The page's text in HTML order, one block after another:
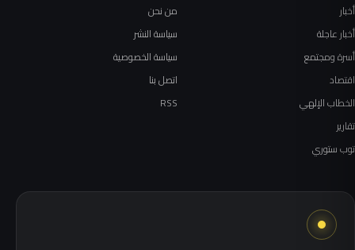
أخبار
أخبار عاجلة
أسرة ومجتمع
اقتصاد
الخطاب الإلهي
تقارير
توب ستوري
من نحن
سياسة النشر
سياسة الخصوصية
اتصل بنا
RSS